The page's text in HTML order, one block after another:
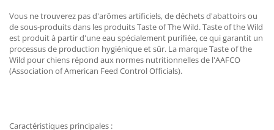
Vous ne trouverez pas d'arômes artificiels, de déchets d'abattoirs ou
de sous-produits dans les produits Taste of The Wild. Taste of the Wild
est produit à partir d'une eau spécialement purifiée, ce qui garantit un
processus de production hygiénique et sûr. La marque Taste of the
Wild pour chiens répond aux normes nutritionnelles de l'AAFCO
(Association of American Feed Control Officials).
Caractéristiques principales :